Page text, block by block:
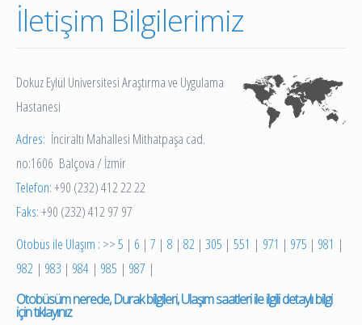
İletişim Bilgilerimiz
Dokuz Eylül Üniversitesi Araştırma ve Uygulama
Hastanesi
Adres: İnciraltı Mahallesi Mithatpaşa cad.
no:1606 Balçova / İzmir
Telefon:+90 (232) 412 22 22
Faks:+90 (232) 412 97 97
Otobüs ile Ulaşım : >>5 | 6 | 7 | 8 | 82 | 305 | 551 | 971 | 975 | 981 |
982 | 983 | 984 | 985 | 987 |
Otobüsüm nerede, Durak bilgileri, Ulaşım saatleri ile ilgili detaylı bilgi
için tıklayınız